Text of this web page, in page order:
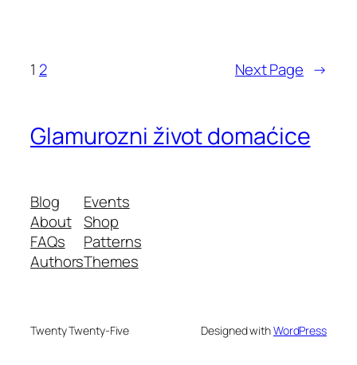
1 2 Next Page →
Glamurozni život domaćice
Blog
About
FAQs
Authors
Events
Shop
Patterns
Themes
Twenty Twenty-Five Designed withWordPress